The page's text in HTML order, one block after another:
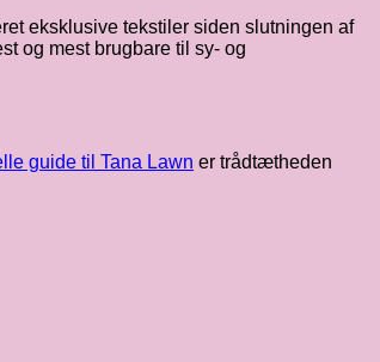
eksklusive tekstiler siden slutningen af
og mest brugbare til sy- og
guide til Tana Lawn er trådtætheden